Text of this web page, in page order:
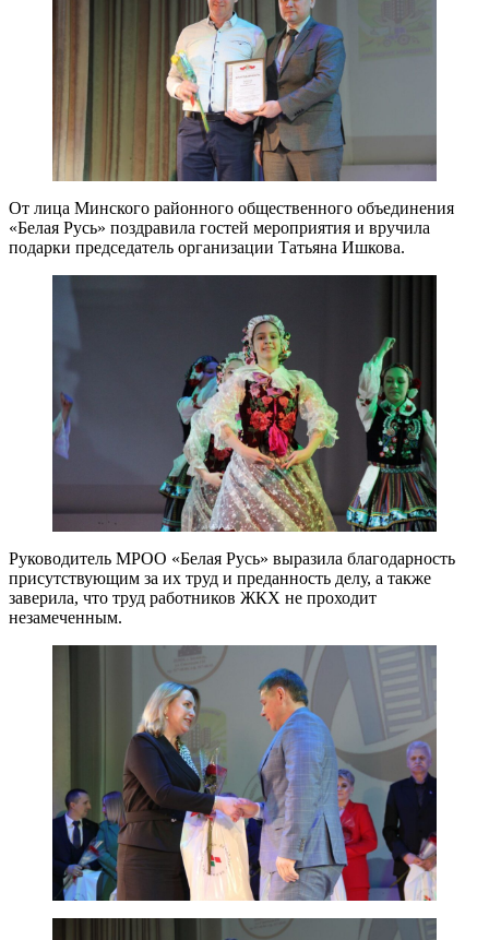
От лица Минского районного общественного объединения
«Белая Русь» поздравила гостей мероприятия и вручила
подарки председатель организации Татьяна Ишкова.
Руководитель МРОО «Белая Русь» выразила благодарность
присутствующим за их труд и преданность делу, а также
заверила, что труд работников ЖКХ не проходит
незамеченным.